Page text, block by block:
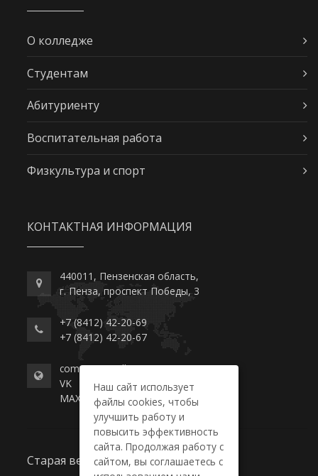
О колледже
Студентам
Абитуриенту
Воспитательная работа
Физкультура и спорт
КОНТАКТНАЯ ИНФОРМАЦИЯ
440011, Пензенская область,
г. Пенза, проспект Победы, 3
+7 (8412) 42-20-69
+7 (8412) 42-20-67
commerce-college.ru
VK
MAX
Старая версия сайта
Наш сайт использует
файлы cookies, чтобы
улучшить работу и
повысить эффективность
сайта. Продолжая работу с
сайтом, вы соглашаетесь с